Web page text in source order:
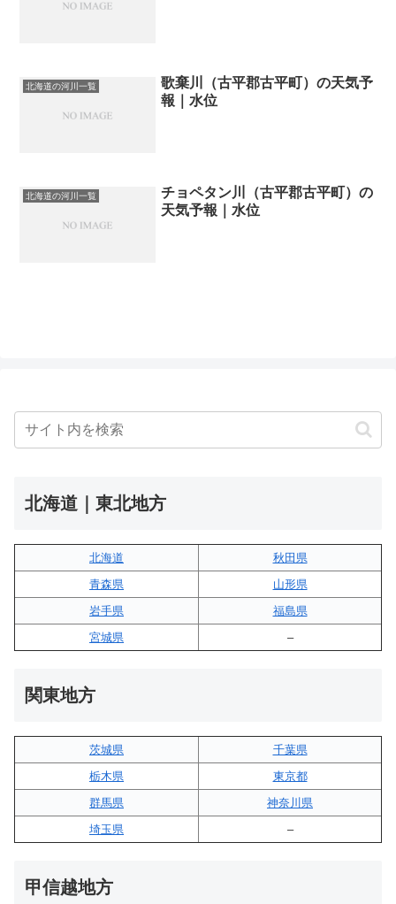
北海道の河川一覧
歌棄川（古平郡古平町）の天気予
報｜水位
北海道の河川一覧
チョペタン川（古平郡古平町）の
天気予報｜水位
北海道｜東北地方
北海道
秋田県
青森県
山形県
岩手県
福島県
宮城県
–
関東地方
茨城県
千葉県
栃木県
東京都
群馬県
神奈川県
埼玉県
–
甲信越地方